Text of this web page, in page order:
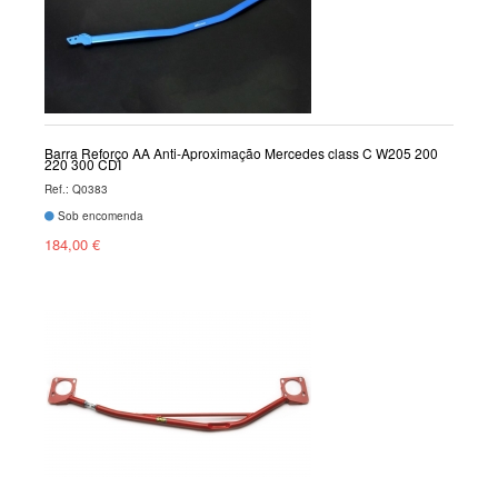
Barra Reforço AA Anti-Aproximação Mercedes class C W205 200
220 300 CDI
Ref.: Q0383
Sob encomenda
184,00 €